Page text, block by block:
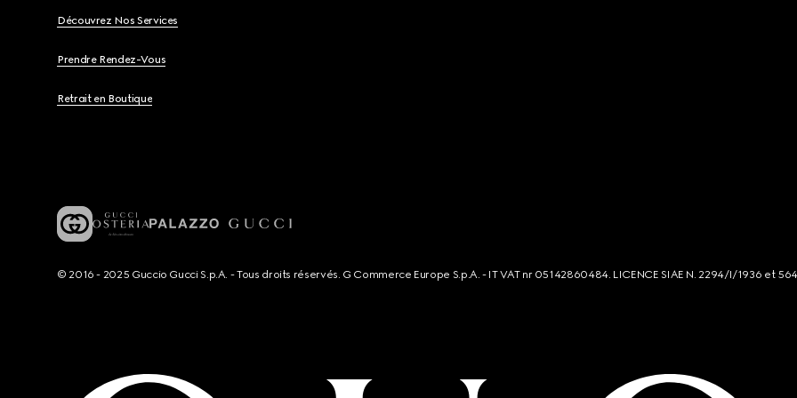
Découvrez Nos Services
Prendre Rendez-Vous
Retrait en Boutique
© 2016 - 2025 Guccio Gucci S.p.A. - Tous droits réservés. G Commerce Europe S.p.A. - IT VAT nr 05142860484. LICENCE SIAE N. 2294/I/1936 et